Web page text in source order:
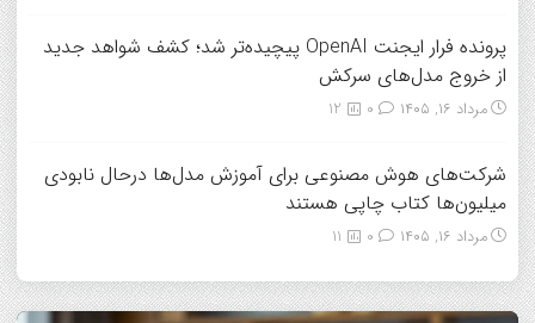
پرونده فرار ایجنت OpenAI پیچیده‌تر شد؛ کشف شواهد جدید
از خروج مدل‌های سرکش
مرداد ۱۶, ۱۴۰۵ 12
شرکت‌های هوش مصنوعی برای آموزش مدل‌ها درحال نابودی
میلیون‌ها کتاب چاپی هستند
مرداد ۱۶, ۱۴۰۵ 11